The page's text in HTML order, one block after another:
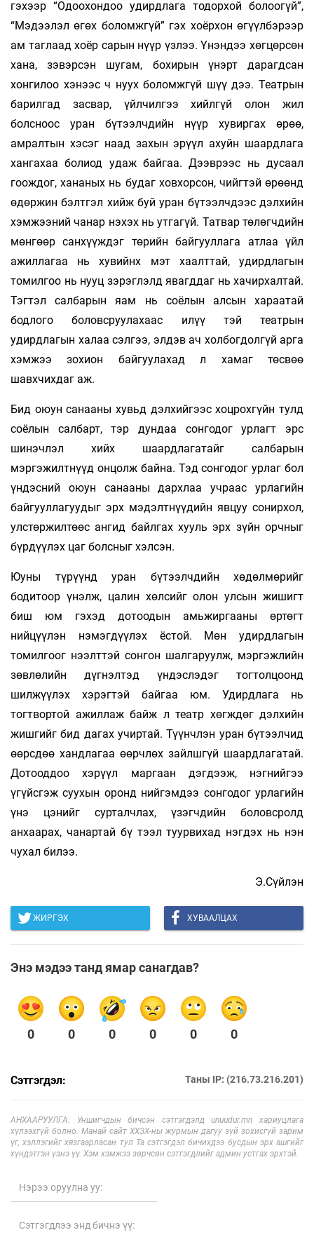
гэхээр “Одоохондоо удирдлага тодорхой болоогүй”,
“Мэдээлэл өгөх боломжгүй” гэх хоёрхон өгүүлбэрээр
ам таглаад хоёр сарын нүүр үзлээ. Үнэндээ хөгцөрсөн
хана, зэвэрсэн шугам, бохирын үнэрт дарагдсан
хонгилоо хэнээс ч нуух боломжгүй шүү дээ. Театрын
барилгад засвар, үйлчилгээ хийлгүй олон жил
болсноос уран бүтээлчдийн нүүр хувиргах өрөө,
амралтын хэсэг наад захын эрүүл ахуйн шаардлага
хангахаа болиод удаж байгаа. Дээврээс нь дусаал
гоождог, хананых нь будаг ховхорсон, чийгтэй өрөөнд
өдөржин бэлтгэл хийж буй уран бүтээлчдээс дэлхийн
хэмжээний чанар нэхэх нь утгагүй. Татвар төлөгчдийн
мөнгөөр санхүүждэг төрийн байгууллага атлаа үйл
ажиллагаа нь хувийнх мэт хаалттай, удирдлагын
томилгоо нь нууц зэрэглэлд явагддаг нь хачирхалтай.
Тэгтэл салбарын яам нь соёлын алсын хараатай
бодлого боловсруулахаас илүү­ тэй театрын
удирдлагын халаа сэлгээ, элдэв ач холбогдолгүй арга
хэмжээ зохион байгуулахад л хамаг төсвөө
шавхчихдаг аж.
Бид оюун санааны хувьд дэлхийгээс хоцрохгүйн тулд
соёлын салбарт, тэр дундаа сонгодог урлагт эрс
шинэчлэл хийх шаардлагатайг салбарын
мэргэжилтнүүд онцолж байна. Тэд сонгодог урлаг бол
үндэсний оюун санааны дархлаа учраас урлагийн
байгууллагуудыг эрх мэдэлтнүүдийн явцуу сонирхол,
улстөржилтөөс ангид байлгах хууль эрх зүйн орчныг
бүрдүүлэх цаг болсныг хэлсэн.
Юуны түрүүнд уран бүтээлчдийн хөдөлмөрийг
бодитоор үнэлж, цалин хөлсийг олон улсын жишигт
биш юм гэхэд дотоодын амьжиргааны өртөгт
нийцүүлэн нэмэгдүүлэх ёстой. Мөн удирдлагын
томилгоог нээлттэй сонгон шалгаруулж, мэргэжлийн
зөвлөлийн дүгнэлтэд үндэслэдэг тогтолцоонд
шилжүүлэх хэрэгтэй байгаа юм. Удирдлага нь
тогтвортой ажиллаж байж л театр хөгждөг дэлхийн
жишгийг бид дагах учиртай. Түүнчлэн уран бүтээлчид
өөрсдөө хандлагаа өөрчлөх зайлшгүй шаардлагатай.
Дотооддоо хэрүүл маргаан дэгдээж, нэгнийгээ
үгүйсгэж суухын оронд нийгэмдээ сонгодог урлагийн
үнэ цэнийг сурталчлах, үзэгчдийн боловсролд
анхаарах, чанартай бү­ тээл туурвихад нэгдэх нь нэн
чухал билээ.
Э.Сүйлэн
ЖИРГЭХ ХУВААЛЦАХ
Энэ мэдээ танд ямар санагдав?
0 0 0 0 0 0
Сэтгэгдэл: Таны IP: (216.73.216.201)
АНХААРУУЛГА: Уншигчдын бичсэн сэтгэгдэлд unuudur.mn хариуцлага
хүлээхгүй болно. Манай сайт ХХЗХ-ны журмын дагуу зүй зохисгүй зарим
үг, хэллэгийг хязгаарласан тул Та сэтгэгдэл бичихдээ бусдын эрх ашгийг
хүндэтгэн үзнэ үү. Хэм хэмжээ зөрчсөн сэтгэгдлийг админ устгах эрхтэй.